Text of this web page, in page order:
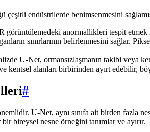
çeşitli endüstrilerde benimsenmesini
görüntülemedeki anormallikleri tespit etmek
sınırlarının belirlenmesini sağlar.
U-Net, ormansızlaşmanın takibi veya
kentsel alanları birbirinden ayırt edebilir,
#
U-Net, aynı sınıfa ait birden fazla
bir bireysel nesne örneğini tanımlar ve ayırır.